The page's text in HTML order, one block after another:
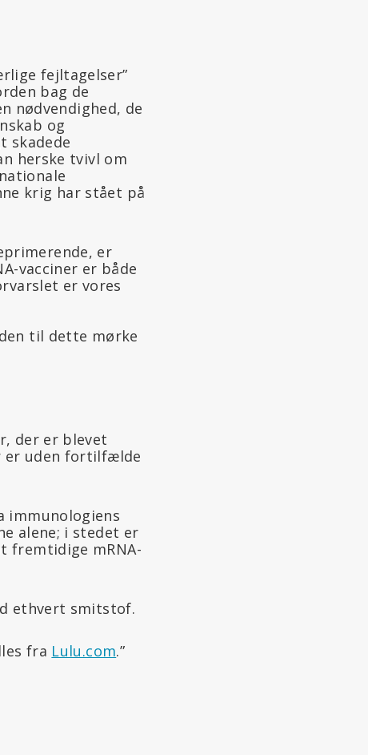
fejltagelser”
bag de
nødvendighed, de
og
skadede
herske tvivl om
krig har stået på
er
vacciner er både
er vores
til dette mørke
der er blevet
er uden fortilfælde
immunologiens
alene; i stedet er
fremtidige mRNA-
ethvert smitstof.
fra Lulu.com.”